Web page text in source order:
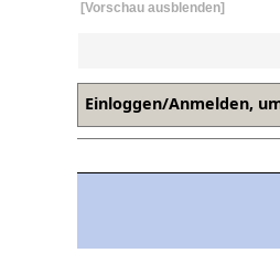
[Vorschau ausblenden]